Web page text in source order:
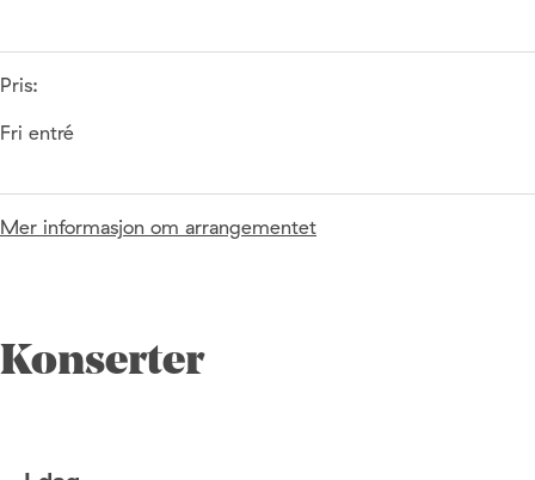
Pris:
Fri entré
Mer informasjon om arrangementet
Konserter